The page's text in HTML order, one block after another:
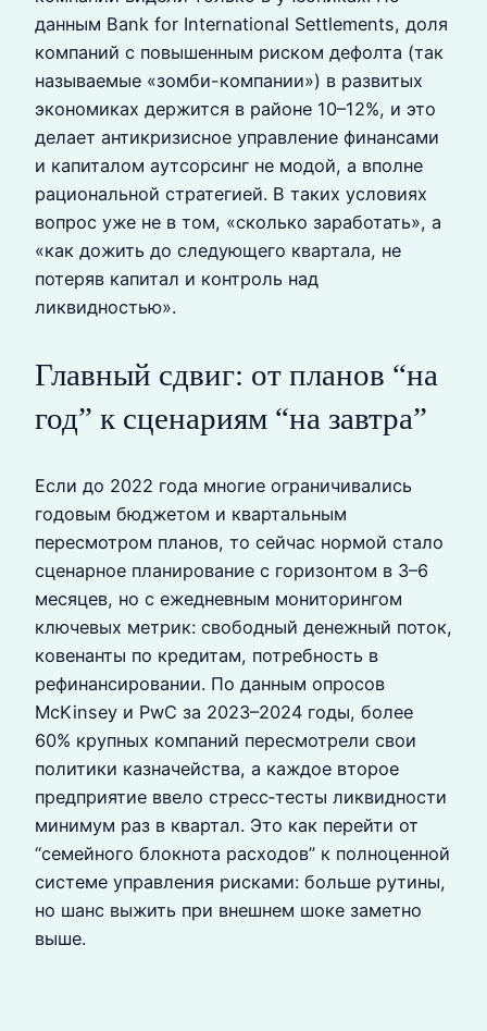
данным Bank for International Settlements, доля
компаний с повышенным риском дефолта (так
называемые «зомби-компании») в развитых
экономиках держится в районе 10–12%, и это
делает антикризисное управление финансами
и капиталом аутсорсинг не модой, а вполне
рациональной стратегией. В таких условиях
вопрос уже не в том, «сколько заработать», а
«как дожить до следующего квартала, не
потеряв капитал и контроль над
ликвидностью».
Главный сдвиг: от планов “на
год” к сценариям “на завтра”
Если до 2022 года многие ограничивались
годовым бюджетом и квартальным
пересмотром планов, то сейчас нормой стало
сценарное планирование с горизонтом в 3–6
месяцев, но с ежедневным мониторингом
ключевых метрик: свободный денежный поток,
ковенанты по кредитам, потребность в
рефинансировании. По данным опросов
McKinsey и PwC за 2023–2024 годы, более
60% крупных компаний пересмотрели свои
политики казначейства, а каждое второе
предприятие ввело стресс‑тесты ликвидности
минимум раз в квартал. Это как перейти от
“семейного блокнота расходов” к полноценной
системе управления рисками: больше рутины,
но шанс выжить при внешнем шоке заметно
выше.